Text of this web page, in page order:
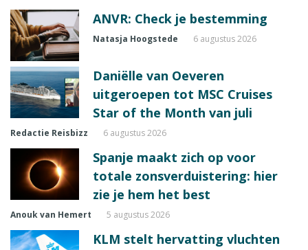
ANVR: Check je bestemming
Natasja Hoogstede 6 augustus 2026
Daniëlle van Oeveren
uitgeroepen tot MSC Cruises
Star of the Month van juli
Redactie Reisbizz 6 augustus 2026
Spanje maakt zich op voor
totale zonsverduistering: hier
zie je hem het best
Anouk van Hemert 5 augustus 2026
KLM stelt hervatting vluchten